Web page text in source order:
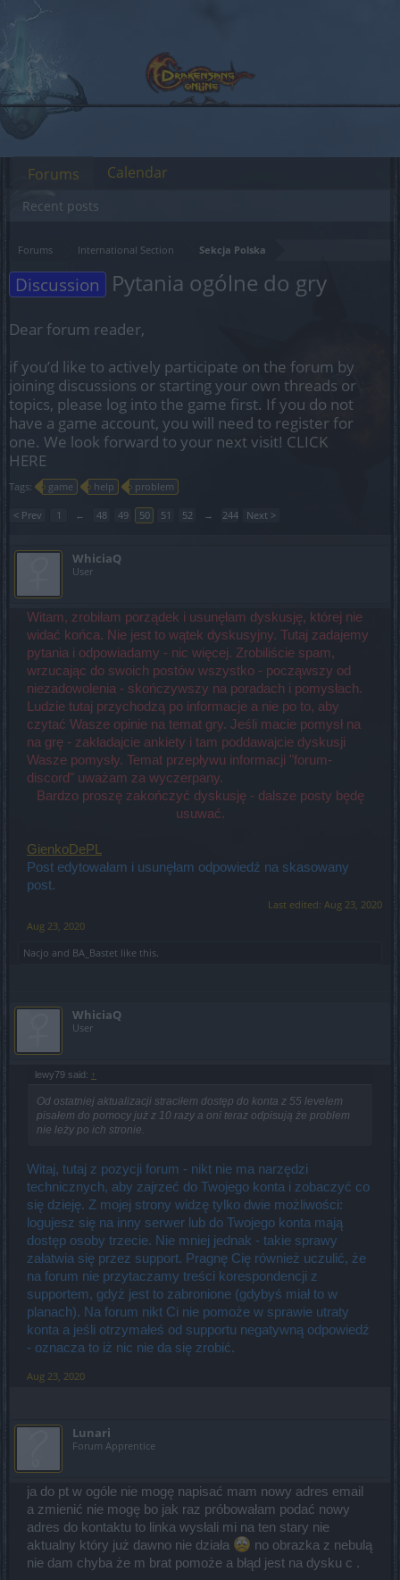
Forums International Section Sekcja Polska
Discussion Pytania ogólne do gry
Dear forum reader,
if you’d like to actively participate on the forum by
joining discussions or starting your own threads or
topics, please log into the game first. If you do not
have a game account, you will need to register for
one. We look forward to your next visit! CLICK
HERE
Tags: game help problem
< Prev 1 ← 48 49 50 51 52 → 244 Next >
WhiciaQ
User
Witam, zrobiłam porządek i usunęłam dyskusję, której nie
widać końca. Nie jest to wątek dyskusyjny. Tutaj zadajemy
pytania i odpowiadamy - nic więcej. Zrobiliście spam,
wrzucając do swoich postów wszystko - począwszy od
niezadowolenia - skończywszy na poradach i pomysłach.
Ludzie tutaj przychodzą po informacje a nie po to, aby
czytać Wasze opinie na temat gry. Jeśli macie pomysł na
na grę - zakładajcie ankiety i tam poddawajcie dyskusji
Wasze pomysły. Temat przepływu informacji "forum-
discord" uważam za wyczerpany.
Bardzo proszę zakończyć dyskusję - dalsze posty będę
usuwać.
GienkoDePL
Post edytowałam i usunęłam odpowiedź na skasowany
post.
Last edited: Aug 23, 2020
Aug 23, 2020
Nacjo and BA_Bastet like this.
WhiciaQ
User
lewy79 said: ↑
Od ostatniej aktualizacji straciłem dostęp do konta z 55 levelem
pisałem do pomocy już z 10 razy a oni teraz odpisują że problem
nie leży po ich stronie.
Witaj, tutaj z pozycji forum - nikt nie ma narzędzi
technicznych, aby zajrzeć do Twojego konta i zobaczyć co
się dzieję. Z mojej strony widzę tylko dwie możliwości:
logujesz się na inny serwer lub do Twojego konta mają
dostęp osoby trzecie. Nie mniej jednak - takie sprawy
załatwia się przez support. Pragnę Cię również uczulić, że
na forum nie przytaczamy treści korespondencji z
supportem, gdyż jest to zabronione (gdybyś miał to w
planach). Na forum nikt Ci nie pomoże w sprawie utraty
konta a jeśli otrzymałeś od supportu negatywną odpowiedź
- oznacza to iż nic nie da się zrobić.
Aug 23, 2020
Lunari
Forum Apprentice
ja do pt w ogóle nie mogę napisać mam nowy adres email
a zmienić nie mogę bo jak raz próbowałam podać nowy
adres do kontaktu to linka wysłali mi na ten stary nie
aktualny który już dawno nie działa
no obrazka z nebulą
nie dam chyba że m brat pomoże a błąd jest na dysku c .
Forums
Recent posts
Calendar